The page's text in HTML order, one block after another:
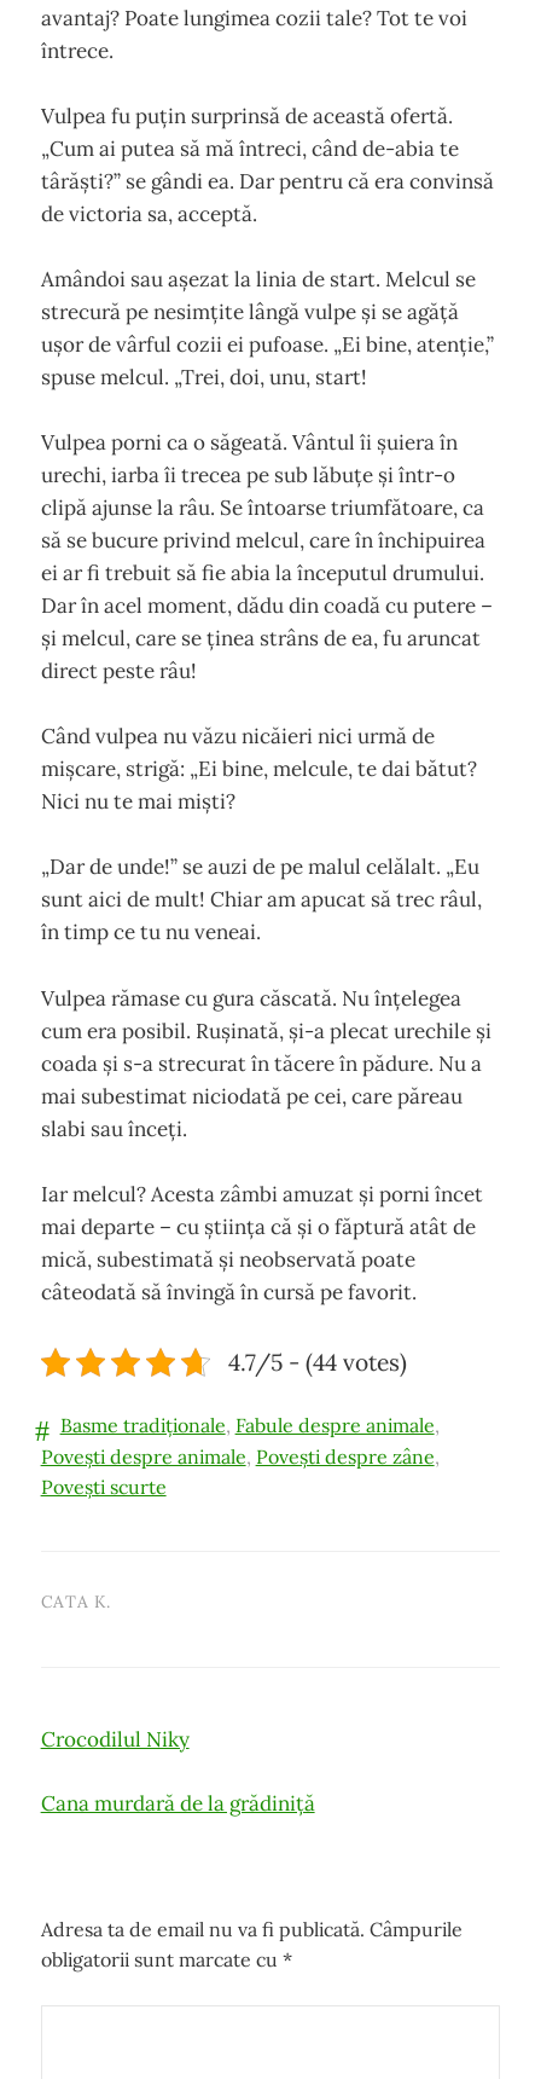
avantaj? Poate lungimea cozii tale? Tot te voi
întrece.
Vulpea fu puțin surprinsă de această ofertă.
„Cum ai putea să mă întreci, când de-abia te
târăști?” se gândi ea. Dar pentru că era convinsă
de victoria sa, acceptă.
Amândoi sau așezat la linia de start. Melcul se
strecură pe nesimțite lângă vulpe și se agăță
ușor de vârful cozii ei pufoase. „Ei bine, atenție,”
spuse melcul. „Trei, doi, unu, start!
Vulpea porni ca o săgeată. Vântul îi șuiera în
urechi, iarba îi trecea pe sub lăbuțe și într-o
clipă ajunse la râu. Se întoarse triumfătoare, ca
să se bucure privind melcul, care în închipuirea
ei ar fi trebuit să fie abia la începutul drumului.
Dar în acel moment, dădu din coadă cu putere –
și melcul, care se ținea strâns de ea, fu aruncat
direct peste râu!
Când vulpea nu văzu nicăieri nici urmă de
mișcare, strigă: „Ei bine, melcule, te dai bătut?
Nici nu te mai miști?
„Dar de unde!” se auzi de pe malul celălalt. „Eu
sunt aici de mult! Chiar am apucat să trec râul,
în timp ce tu nu veneai.
Vulpea rămase cu gura căscată. Nu înțelegea
cum era posibil. Rușinată, și-a plecat urechile și
coada și s-a strecurat în tăcere în pădure. Nu a
mai subestimat niciodată pe cei, care păreau
slabi sau înceți.
Iar melcul? Acesta zâmbi amuzat și porni încet
mai departe – cu știința că și o făptură atât de
mică, subestimată și neobservată poate
câteodată să învingă în cursă pe favorit.
4.7/5 - (44 votes)
Basme tradiționale, Fabule despre animale,
Povești despre animale, Povești despre zâne,
Povești scurte
CATA K.
Post
Crocodilul Niky
Cana murdară de la grădiniță
Adresa ta de email nu va fi publicată. Câmpurile
obligatorii sunt marcate cu *